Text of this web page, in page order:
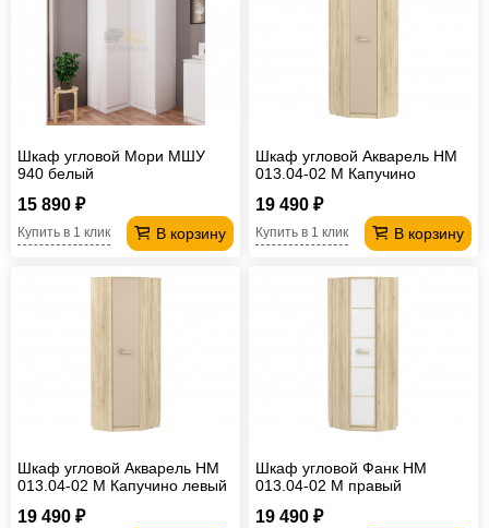
Шкаф угловой Мори МШУ
940 белый
15 890 ₽
В корзину
Купить в 1 клик
Шкаф угловой Акварель НМ
013.04-02 М Капучино
19 490 ₽
В корзину
Купить в 1 клик
Шкаф угловой Акварель НМ
013.04-02 М Капучино левый
19 490 ₽
Шкаф угловой Фанк НМ
013.04-02 М правый
19 490 ₽